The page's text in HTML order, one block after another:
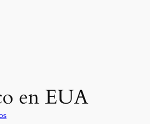
en EUA